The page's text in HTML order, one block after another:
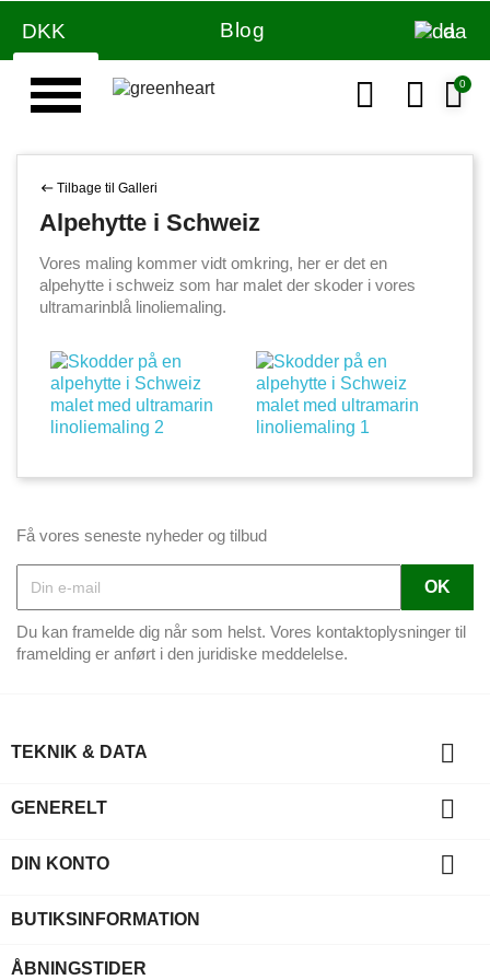
DKK Blog da
Tilbage til Galleri
Alpehytte i Schweiz
Vores maling kommer vidt omkring, her er det en
alpehytte i schweiz som har malet der skoder i vores
ultramarinblå linoliemaling.
Få vores seneste nyheder og tilbud
Du kan framelde dig når som helst. Vores kontaktoplysninger til
framelding er anført i den juridiske meddelelse.
TEKNIK & DATA 
GENERELT 
DIN KONTO 
BUTIKSINFORMATION
ÅBNINGSTIDER